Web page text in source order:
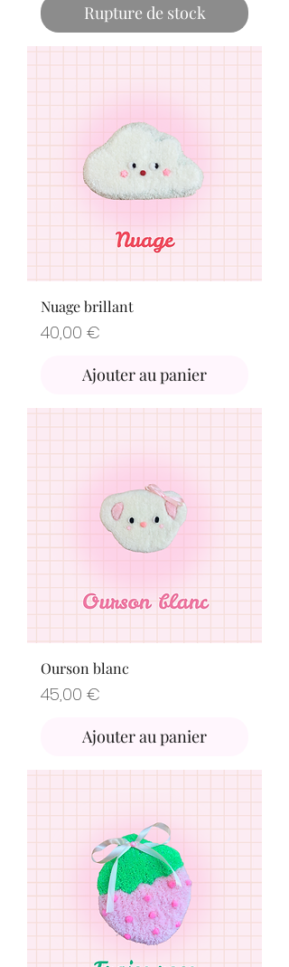
Rupture de stock
Nuage brillant
Prix
40,00 €
Ajouter au panier
Ourson blanc
Prix
45,00 €
Ajouter au panier